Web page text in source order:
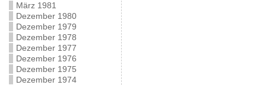
März 1981
Dezember 1980
Dezember 1979
Dezember 1978
Dezember 1977
Dezember 1976
Dezember 1975
Dezember 1974